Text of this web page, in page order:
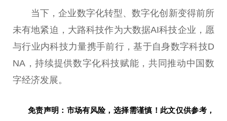
当下，企业数字化转型、数字化创新变得前所
未有地紧迫，大路科技作为大数据AI科技企业，愿
与行业内科技力量携手前行，基于自身数字科技D
NA，持续提供数字化科技赋能，共同推动中国数
字经济发展。
免责声明：市场有风险，选择需谨慎！此文仅供参考，